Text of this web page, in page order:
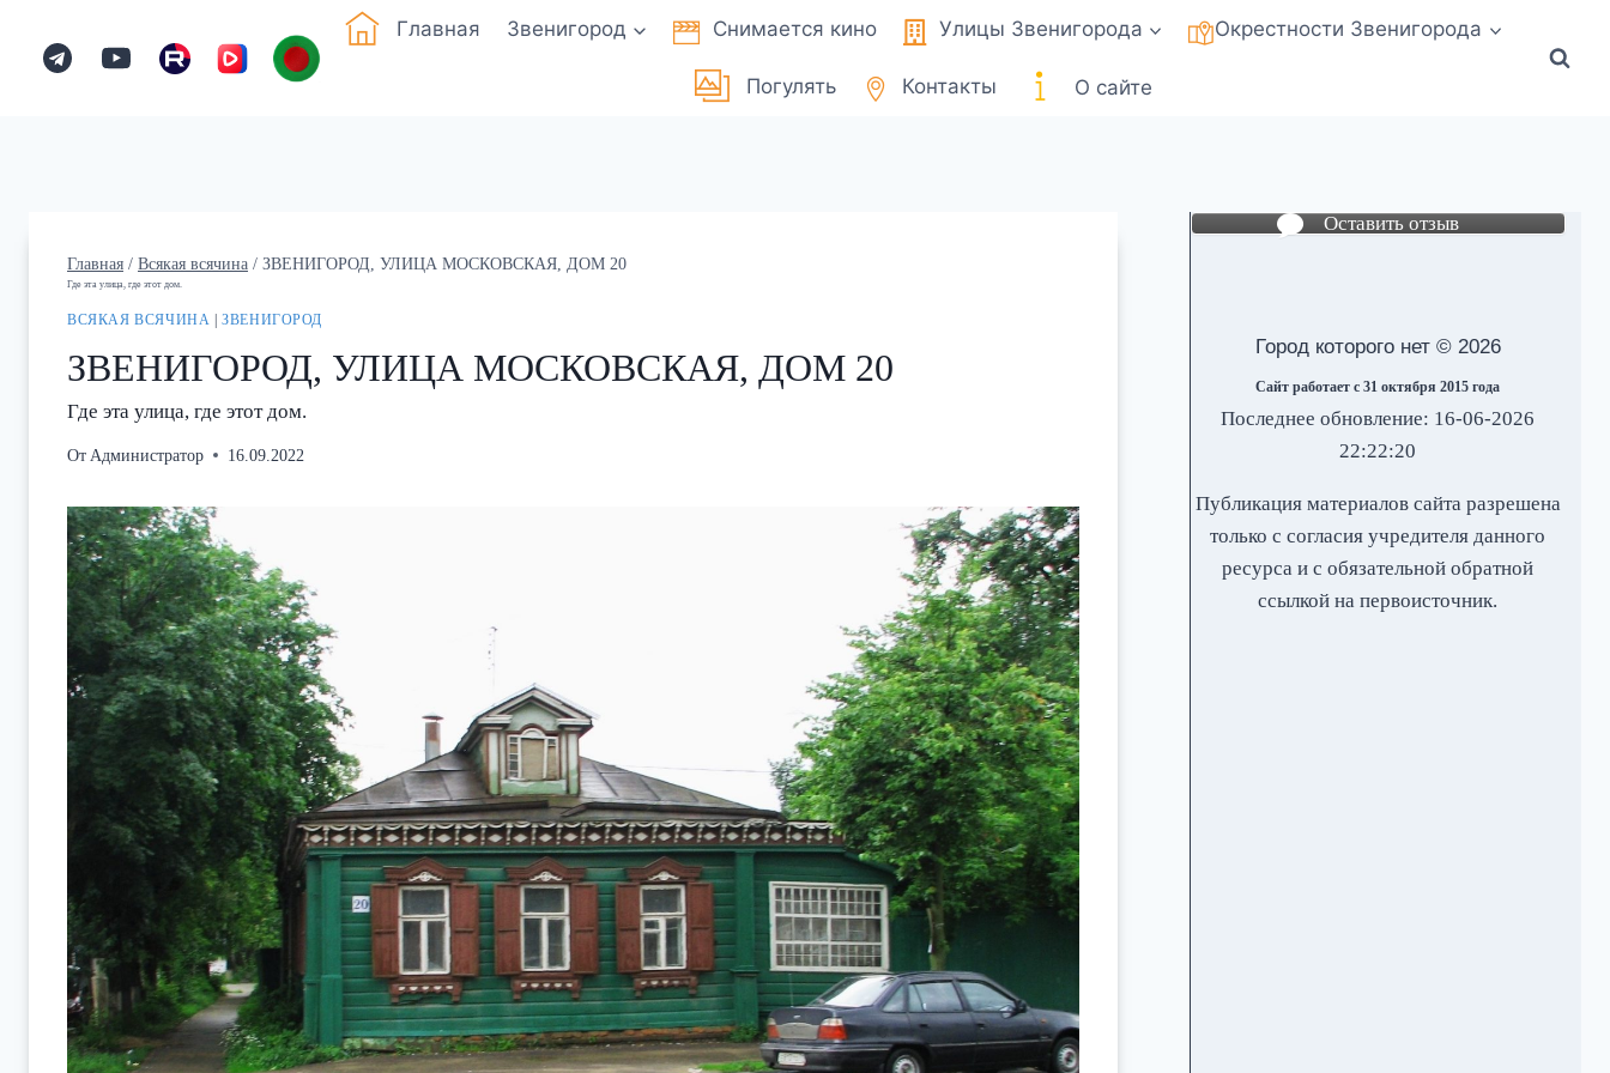
содержимому
Главная Звенигород Снимается кино Улицы Звенигорода Окрестности Звенигорода
Погулять Контакты О сайте
Главная / Всякая всячина / ЗВЕНИГОРОД, УЛИЦА МОСКОВСКАЯ, ДОМ 20
Где эта улица, где этот дом.
ВСЯКАЯ ВСЯЧИНА |ЗВЕНИГОРОД
ЗВЕНИГОРОД, УЛИЦА МОСКОВСКАЯ, ДОМ 20
Где эта улица, где этот дом.
От Администратор 16.09.2022
Оставить отзыв
Город которого нет © 2026
Сайт работает с 31 октября 2015 года
Последнее обновление: 16-06-2026
22:22:20
Публикация материалов сайта разрешена
только с согласия учредителя данного
ресурса и с обязательной обратной
ссылкой на первоисточник.